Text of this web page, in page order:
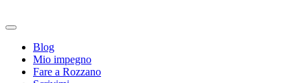
Blog
Mio impegno
Fare a Rozzano